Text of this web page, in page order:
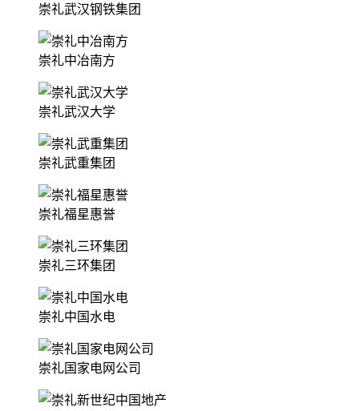
崇礼武汉钢铁集团
崇礼中冶南方
崇礼武汉大学
崇礼武重集团
崇礼福星惠誉
崇礼三环集团
崇礼中国水电
崇礼国家电网公司